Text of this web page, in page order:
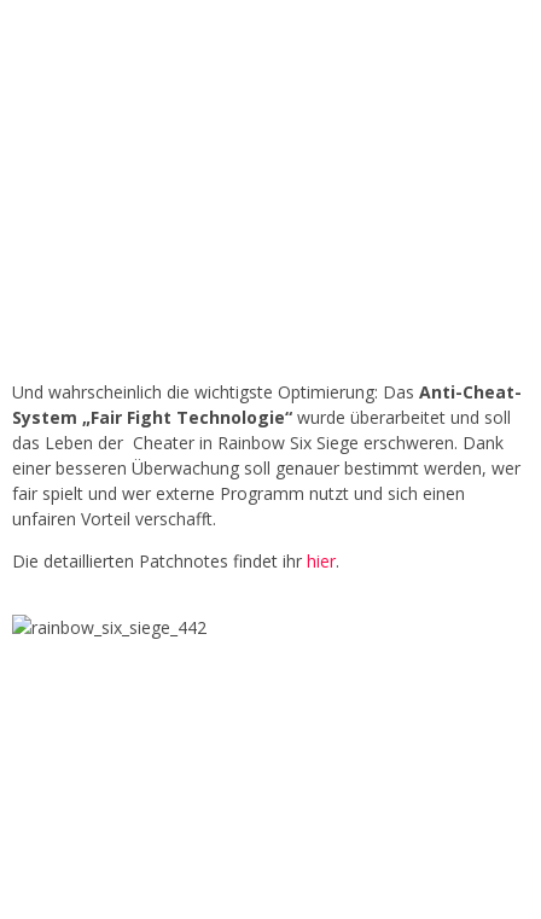
Und wahrscheinlich die wichtigste Optimierung: Das Anti-Cheat-
System „Fair Fight Technologie“ wurde überarbeitet und soll
das Leben der Cheater in Rainbow Six Siege erschweren. Dank
einer besseren Überwachung soll genauer bestimmt werden, wer
fair spielt und wer externe Programm nutzt und sich einen
unfairen Vorteil verschafft.
Die detaillierten Patchnotes findet ihr hier.